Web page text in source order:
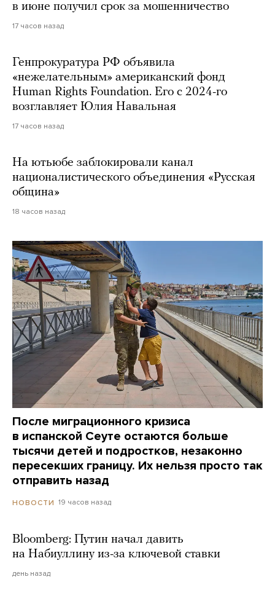
в июне получил срок за мошенничество
17 часов назад
Генпрокуратура РФ объявила
«нежелательным» американский фонд
Human Rights Foundation. Его с 2024-го
возглавляет Юлия Навальная
17 часов назад
На ютьюбе заблокировали канал
националистического объединения «Русская
община»
18 часов назад
После миграционного кризиса
в испанской Сеуте остаются больше
тысячи детей и подростков, незаконно
пересекших границу. Их нельзя просто так
отправить назад
НОВОСТИ 19 часов назад
Bloomberg: Путин начал давить
на Набиуллину из-за ключевой ставки
день назад